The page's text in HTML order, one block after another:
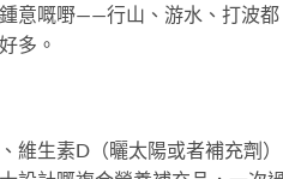
意嘅嘢——行山、游水、打波都
多。
維生素D（曬太陽或者補充劑）